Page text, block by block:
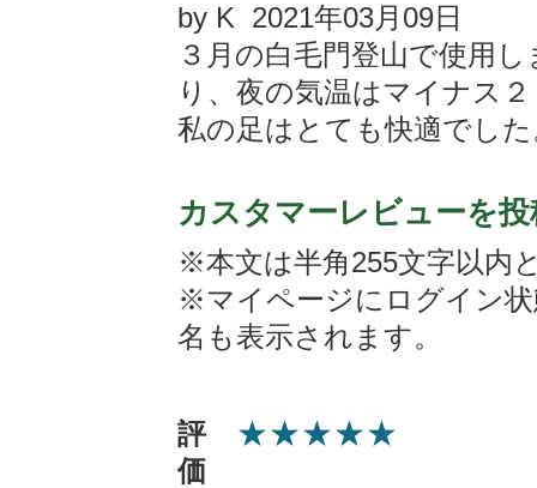
by K 2021年03月09日
３月の白毛門登山で使用
り、夜の気温はマイナス
私の足はとても快適でし
カスタマーレビューを
※本文は半角255文字以内
※マイページにログイン
名も表示されます。
評
価
★★★★★